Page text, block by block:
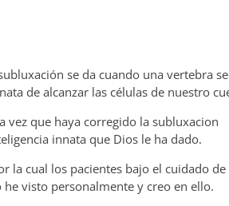
se da cuando una vertebra
de alcanzar las células de nuestro
que haya corregido la subluxacion
innata que Dios le ha dado.
la cual los pacientes bajo el cuidado de
visto personalmente y creo en ello.